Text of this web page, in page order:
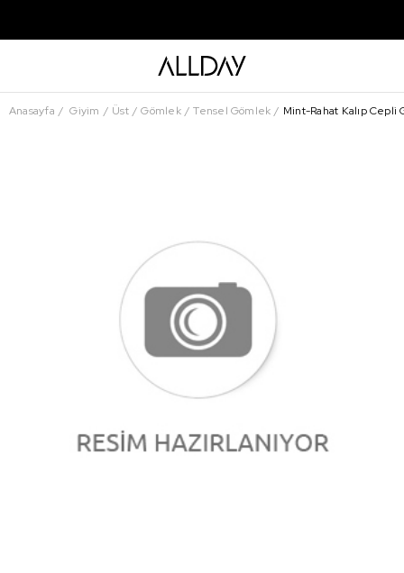
Anasayfa Giyim Üst Gömlek Tensel Gömlek Mint-Rahat Kalıp Cepli